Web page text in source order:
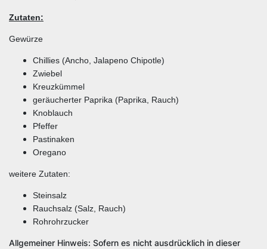
Zutaten:
Gewürze
Chillies (Ancho, Jalapeno Chipotle)
Zwiebel
Kreuzkümmel
geräucherter Paprika (Paprika, Rauch)
Knoblauch
Pfeffer
Pastinaken
Oregano
weitere Zutaten:
Steinsalz
Rauchsalz (Salz, Rauch)
Rohrohrzucker
Allgemeiner Hinweis: Sofern es nicht ausdrücklich in dieser